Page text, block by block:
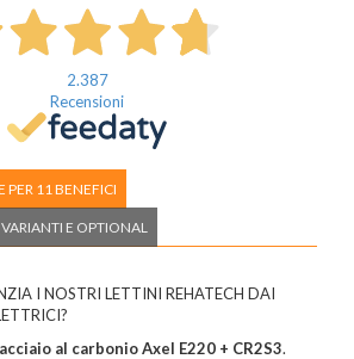
2.387
Recensioni
PER 11 BENEFICI
VARIANTI E OPTIONAL
I NOSTRI LETTINI REHATECH DAI
al carbonio Axel E220 + CR2S3.